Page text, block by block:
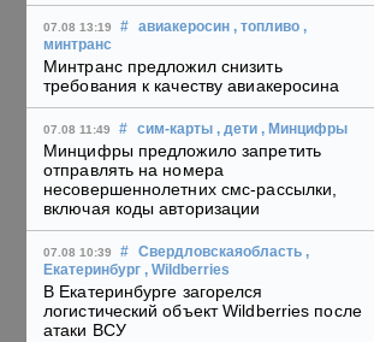
07.08 13:19 # авиакеросин , топливо ,
минтранс
Минтранс предложил снизить
требования к качеству авиакеросина
07.08 11:49 # сим-карты , дети , Минцифры
Минцифры предложило запретить
отправлять на номера
несовершеннолетних смс-рассылки,
включая коды авторизации
07.08 10:39 # Свердловскаяобласть ,
Екатеринбург , Wildberries
В Екатеринбурге загорелся
логистический объект Wildberries после
атаки ВСУ